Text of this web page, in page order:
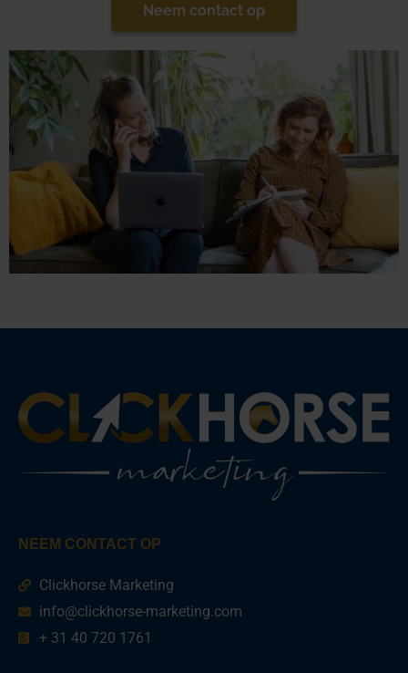
Neem contact op
NEEM CONTACT OP
Clickhorse Marketing
info@clickhorse-marketing.com
+ 31 40 720 1761